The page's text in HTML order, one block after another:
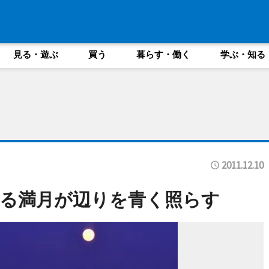
見る・遊ぶ 買う 暮らす・働く 学ぶ・知る
2011.12.10
満月が辺りを青く照らす